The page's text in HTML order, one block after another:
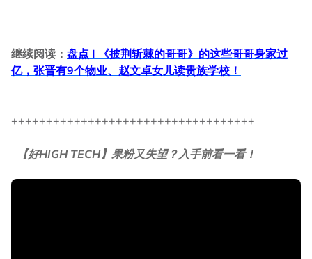
继续阅读： 盘点 I 《披荆斩棘的哥哥》的这些哥哥身家过
亿，张晋有9个物业、赵文卓女儿读贵族学校！
+++++++++++++++++++++++++++++++++++
【好HIGH TECH】果粉又失望？入手前看一看！